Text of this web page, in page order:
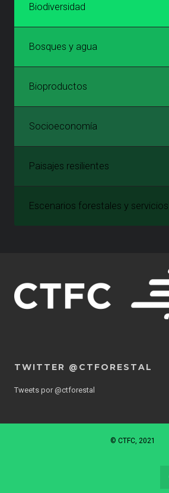
Biodiversidad
Bosques y agua
Bioproductos
Socioeconomía
Paisajes resilientes
Escenarios forestales y
TWITTER @CTFORESTAL
Tweets por @ctforestal
© CTFC, 2021